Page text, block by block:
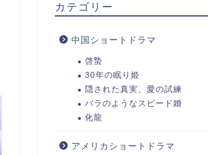
カテゴリー
中国ショートドラマ
啓蟄
30年の眠り姫
隠された真実、愛の試練
バラのようなスピード婚
化龍
アメリカショートドラマ